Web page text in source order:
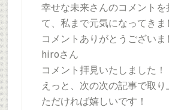
幸せな未来さんのコメントを
て、私まで元気になってきま
コメントありがとうござい
hiroさん
コメント拝見いたしました！
えっと、次の次の記事で取
ただければ嬉しいです！